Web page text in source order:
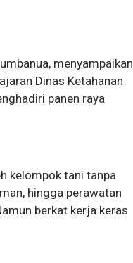
menyampaikan
Dinas Ketahanan
panen raya
kelompok tani tanpa
hingga perawatan
berkat kerja keras